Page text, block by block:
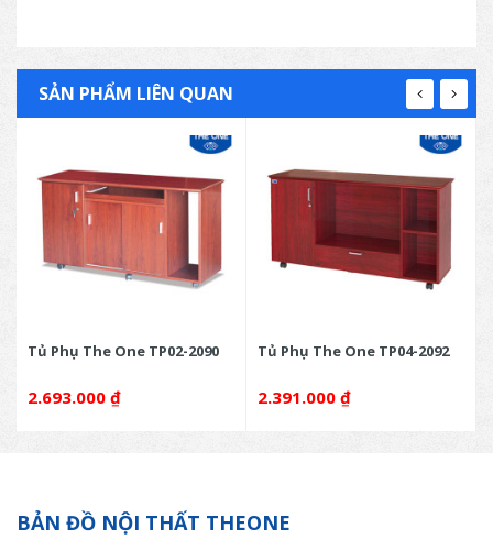
SẢN PHẨM LIÊN QUAN
Tủ Phụ The One TP02-2090
2.693.000 ₫
Tủ Phụ The One TP04-2092
2.391.000 ₫
BẢN ĐỒ NỘI THẤT THEONE